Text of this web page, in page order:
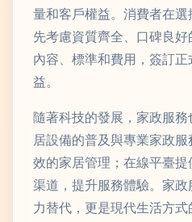
量和客戶權益。消費者在
先考慮資質齊全、口碑良
內容、標準和費用，簽訂
益。
隨著科技的發展，家政服
居設備的普及與專業家政
效的家居管理；在線平臺
渠道，提升服務體驗。家
力替代，更是現代生活方